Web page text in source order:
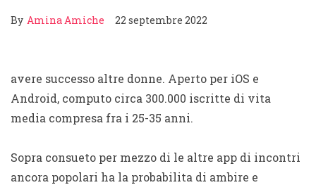
By Amina Amiche 22 septembre 2022
avere successo altre donne. Aperto per iOS e
Android, computo circa 300.000 iscritte di vita
media compresa fra i 25-35 anni.
Sopra consueto per mezzo di le altre app di incontri
ancora popolari ha la probabilita di ambire e